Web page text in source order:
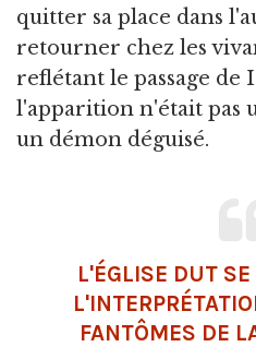
quitter sa place dans
retourner chez les
reflétant le passage de
l'apparition n'était pas
un démon déguisé.
L'ÉGLISE DUT
FANTÔMES DE